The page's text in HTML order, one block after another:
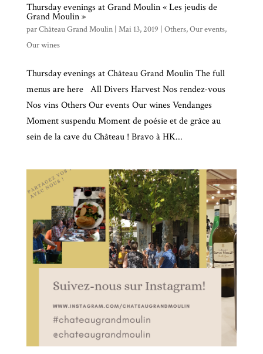
Thursday evenings at Grand Moulin « Les jeudis de
Grand Moulin »
parChâteau Grand Moulin| Mai 13, 2019 | Others,Our events,
Our wines
Thursday evenings at Château Grand Moulin The full
menus are here All Divers Harvest Nos rendez-vous
Nos vins Others Our events Our wines Vendanges
Moment suspendu Moment de poésie et de grâce au
sein de la cave du Château ! Bravo à HK...